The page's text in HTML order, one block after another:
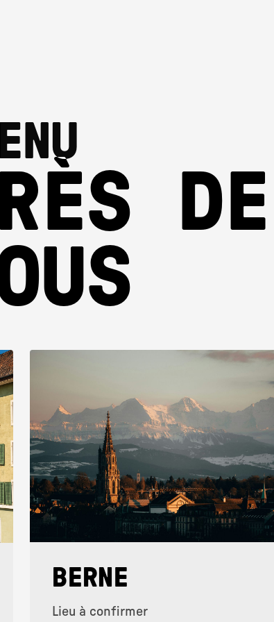
DE
BERNE
Lieu à confirmer